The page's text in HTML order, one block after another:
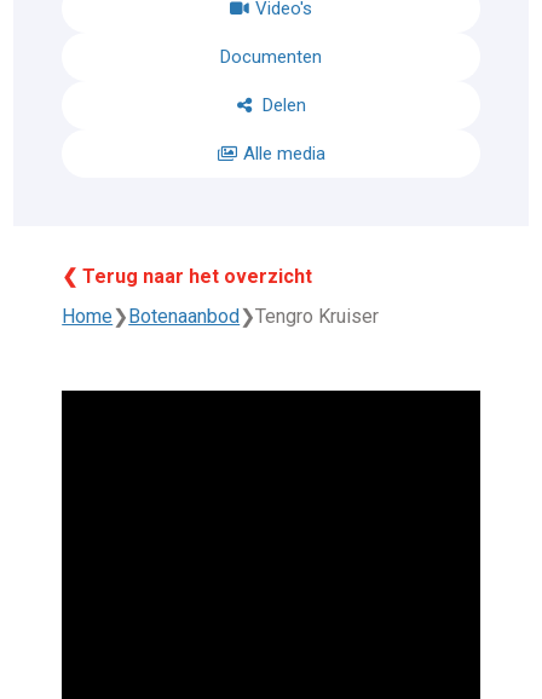
Video's
Documenten
Delen
Alle media
❮ Terug naar het overzicht
Home❯ Botenaanbod ❯Tengro Kruiser